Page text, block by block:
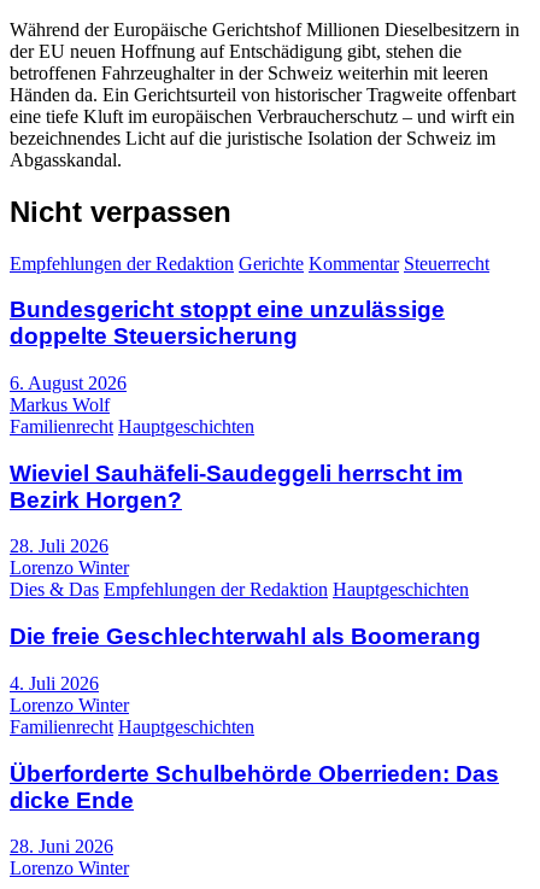
Während der Europäische Gerichtshof Millionen Dieselbesitzern in
der EU neuen Hoffnung auf Entschädigung gibt, stehen die
betroffenen Fahrzeughalter in der Schweiz weiterhin mit leeren
Händen da. Ein Gerichtsurteil von historischer Tragweite offenbart
eine tiefe Kluft im europäischen Verbraucherschutz – und wirft ein
bezeichnendes Licht auf die juristische Isolation der Schweiz im
Abgasskandal.
Nicht verpassen
Empfehlungen der Redaktion Gerichte Kommentar Steuerrecht
Bundesgericht stoppt eine unzulässige
doppelte Steuersicherung
6. August 2026
Markus Wolf
Familienrecht Hauptgeschichten
Wieviel Sauhäfeli-Saudeggeli herrscht im
Bezirk Horgen?
28. Juli 2026
Lorenzo Winter
Dies & Das Empfehlungen der Redaktion Hauptgeschichten
Die freie Geschlechterwahl als Boomerang
4. Juli 2026
Lorenzo Winter
Familienrecht Hauptgeschichten
Überforderte Schulbehörde Oberrieden: Das
dicke Ende
28. Juni 2026
Lorenzo Winter